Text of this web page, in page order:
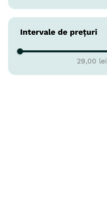
Cutie
Flacon
Intervale de prețuri
29,00 lei